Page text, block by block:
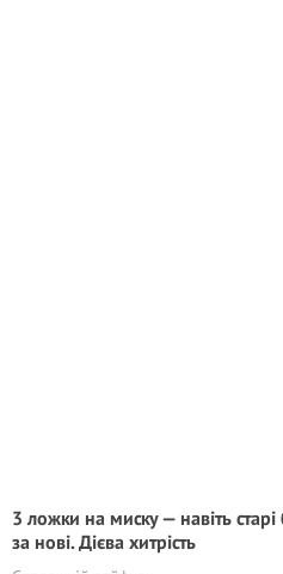
3 ложки на миску — навіть старі
за нові. Дієва хитрість